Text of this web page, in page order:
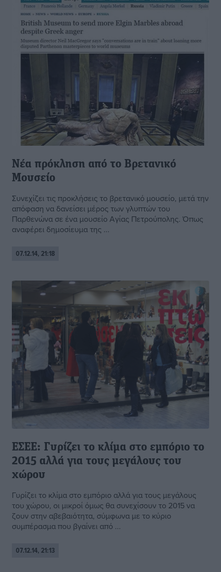
Νέα πρόκληση από το Βρετανικό
Μουσείο
Συνεχίζει τις προκλήσεις το βρετανικό μουσείο, μετά την
απόφαση να δανείσει μέρος των γλυπτών του
Παρθενώνα σε ένα μουσείο Αγίας Πετρούπολης. Όπως
αναφέρει δημοσίευμα της ...
07.12.14, 21:18
ΕΣΕΕ: Γυρίζει το κλίμα στο εμπόριο το
2015 αλλά για τους μεγάλους του
χώρου
Γυρίζει το κλίμα στο εμπόριο αλλά για τους μεγάλους
του χώρου, οι μικροί όμως θα συνεχίσουν το 2015 να
ζουν στην αβεβαιότητα, σύμφωνα με το κύριο
συμπέρασμα που βγαίνει από ...
07.12.14, 21:13